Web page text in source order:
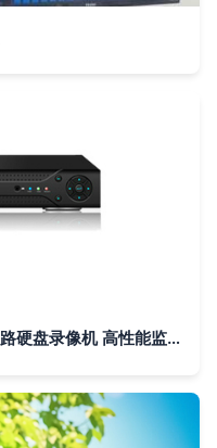
供货推荐｜巨峰DVR5808T-S 8路硬盘录像机 高性能监控新标杆